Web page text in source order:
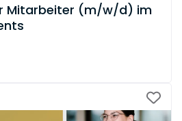
Mitarbeiter (m/w/d) im